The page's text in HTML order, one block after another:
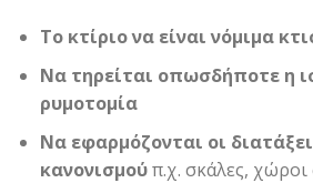
Το κτίριο να είναι νόμιμα
Να τηρείται οπωσδήποτε η
ρυµοτοµία
Να εφαρμόζονται οι
κανονισμούπ.χ. σκάλες,